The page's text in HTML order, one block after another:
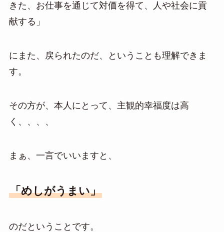
きた、お仕事を通じて対価を得て、人や社会に貢
献する」
にまた、戻られたのだ、ということも理解できま
す。
その方が、本人にとって、主観的幸福度は高
く、、、、
まぁ、一言でいいますと、
「めしがうまい」
のだということです。